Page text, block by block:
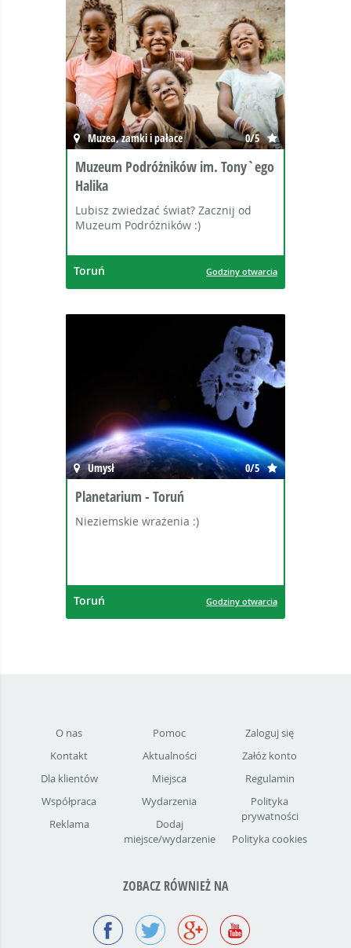
Muzea, zamki i pałace 0/5
Muzeum Podróżników im. Tony`ego
Halika
Lubisz zwiedzać świat? Zacznij od
Muzeum Podróżników :)
Toruń Godziny otwarcia
Umysł 0/5
Planetarium - Toruń
Nieziemskie wrażenia :)
Toruń Godziny otwarcia
O nas
Kontakt
Dla klientów
Współpraca
Reklama
Pomoc
Aktualności
Miejsca
Wydarzenia
Dodaj
miejsce/wydarzenie
Zaloguj się
Załóż konto
Regulamin
Polityka
prywatności
Polityka cookies
ZOBACZ RÓWNIEŻ NA